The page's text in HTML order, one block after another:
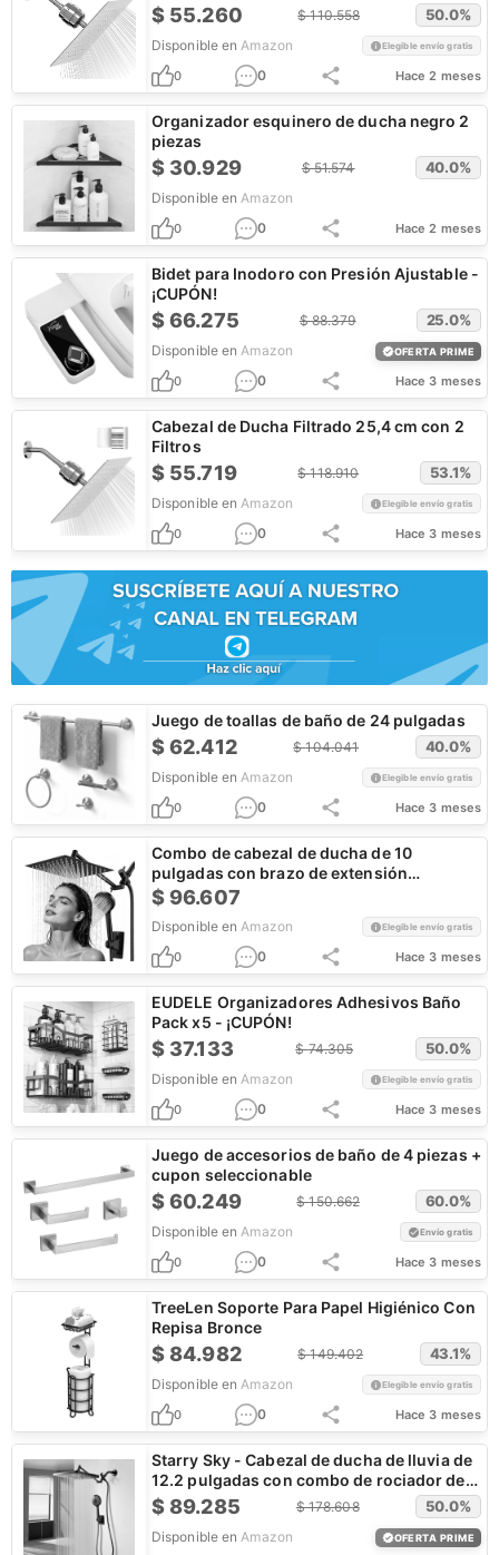
$ 55.260 $110.558 50.0%
Disponible en Amazon Elegible envío gratis
0 0 Hace 2 meses
Organizador esquinero de ducha negro 2
piezas
$ 30.929 $51.574 40.0%
Disponible en Amazon
0 0 Hace 2 meses
Bidet para Inodoro con Presión Ajustable -
¡CUPÓN!
$66.275 $88.379 25.0%
Disponible en Amazon OFERTA PRIME
0 0 Hace 3 meses
Cabezal de Ducha Filtrado 25,4 cm con 2
Filtros
$ 55.719 $118.910 53.1%
Disponible en Amazon Elegible envío gratis
0 0 Hace 3 meses
Juego de toallas de baño de 24 pulgadas
$62.412 $104.041 40.0%
Disponible en Amazon Elegible envío gratis
0 0 Hace 3 meses
Combo de cabezal de ducha de 10
pulgadas con brazo de extensión
ajustable de 11 pulgadas
$ 96.607
Disponible en Amazon Elegible envío gratis
0 0 Hace 3 meses
EUDELE Organizadores Adhesivos Baño
Pack x5 - ¡CUPÓN!
$ 37.133 $74.305 50.0%
Disponible en Amazon Elegible envío gratis
0 0 Hace 3 meses
Juego de accesorios de baño de 4 piezas +
cupon seleccionable
$60.249 $150.662 60.0%
Disponible en Amazon Envío gratis
0 0 Hace 3 meses
TreeLen Soporte Para Papel Higiénico Con
Repisa Bronce
$84.982 $149.402 43.1%
Disponible en Amazon Elegible envío gratis
0 0 Hace 3 meses
Starry Sky - Cabezal de ducha de lluvia de
12.2 pulgadas con combo de rociador de
mano
$89.285 $178.608 50.0%
Disponible en Amazon OFERTA PRIME